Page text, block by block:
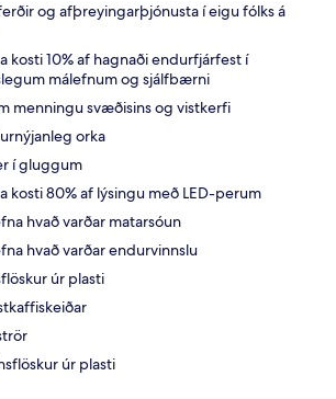
og afþreyingarþjónusta í eigu fólks á
kosti 10% af hagnaði endurfjárfest í
málefnum og sjálfbærni
menningu svæðisins og vistkerfi
orka
í gluggum
kosti 80% af lýsingu með LED-perum
hvað varðar matarsóun
hvað varðar endurvinnslu
úr plasti
úr plasti